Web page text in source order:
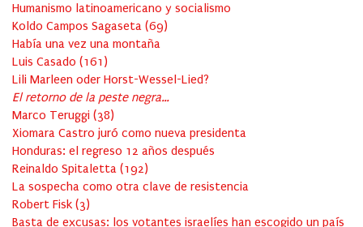
Humanismo latinoamericano y socialismo
Koldo Campos Sagaseta (69)
Había una vez una montaña
Luis Casado (161 )
Lili Marleen oder Horst-Wessel-Lied?
El retorno de la peste negra…
Marco Teruggi (38)
Xiomara Castro juró como nueva presidenta
Honduras: el regreso 12 años después
Reinaldo Spitaletta (192)
La sospecha como otra clave de resistencia
Robert Fisk (3)
Basta de excusas: los votantes israelíes han escogido un país